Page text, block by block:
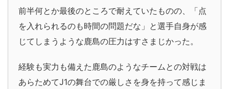
前半何とか最後のところで耐えていたものの、「点
を入れられるのも時間の問題だな」と選手自身が感
じてしまうような鹿島の圧力はすさまじかった。
経験も実力も備えた鹿島のようなチームとの対戦は
あらためてJ1の舞台での厳しさを身を持って感じま